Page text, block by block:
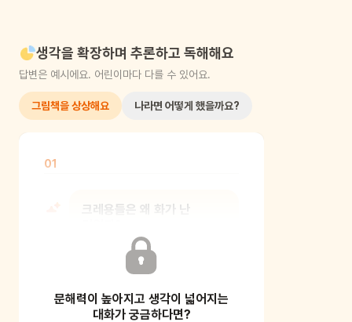
생각을 확장하며 추론하고 독해해요
답변은 예시에요. 어린이마다 다를 수 있어요.
그림책을 상상해요 나라면 어떻게 했을까요?
01
크레용들은 왜 화가 난
내용을 추측해 보며 책에 대한 흥미를
더해보세요.
문해력이 높아지고 생각이 넓어지는
대화가 궁금하다면?